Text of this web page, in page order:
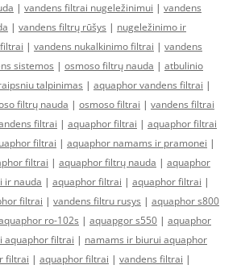
| vandens filtrai nugeležinimui | vandens
| vandens filtrų rūšys | nugeležinimo ir
| vandens nukalkinimo filtrai | vandens
sistemos | osmoso filtrų nauda | atbulinio
talpinimas | aquaphor vandens filtrai |
filtrų nauda | osmoso filtrai | vandens filtrai
filtrai | aquaphor filtrai | aquaphor filtrai
filtrai | aquaphor namams ir pramonei |
filtrai | aquaphor filtrų nauda | aquaphor
ir nauda | aquaphor filtrai | aquaphor filtrai |
filtrai | vandens filtru rusys | aquaphor s800
ro-102s | aquapgor s550 | aquaphor
aquaphor filtrai | namams ir biurui aquaphor
filtrai | aquaphor filtrai | vandens filtrai |